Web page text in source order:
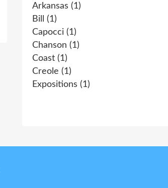
Arkansas (1)
Bill
(1)
Capocci (1)
Chanson (1)
Coast (1)
Creole (1)
Expositions (1)